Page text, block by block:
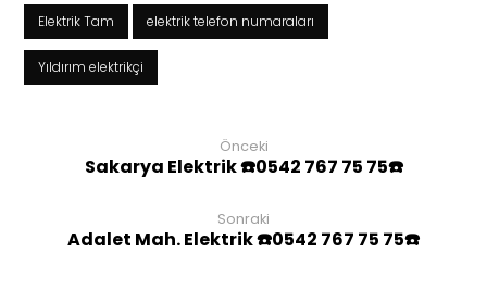
Elektrik Tam elektrik telefon numaraları
Yıldırım elektrikçi
Önceki
Sakarya Elektrik ☎️0542 767 75 75☎️
Sonraki
Adalet Mah. Elektrik ☎️0542 767 75 75☎️